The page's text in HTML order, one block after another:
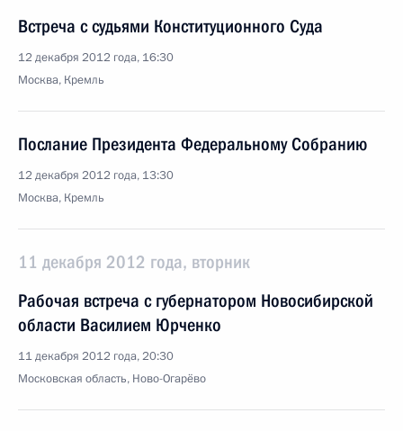
Встреча с судьями Конституционного Суда
12 декабря 2012 года, 16:30
Москва, Кремль
Послание Президента Федеральному Собранию
12 декабря 2012 года, 13:30
Москва, Кремль
11 декабря 2012 года, вторник
Рабочая встреча с губернатором Новосибирской
области Василием Юрченко
11 декабря 2012 года, 20:30
Московская область, Ново-Огарёво